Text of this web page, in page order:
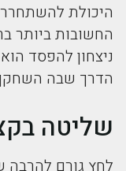
היכולת
החשובות ביותר
ניצחון להפסד
הדרך שבה השחקן
שליטה
לחץ גורם להרבה